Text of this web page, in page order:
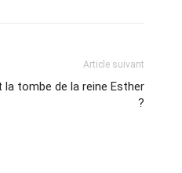
Article suivant
tombe de la reine Esther
?